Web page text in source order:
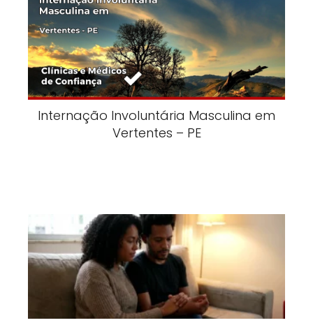
Internação Involuntária Masculina em
Vertentes – PE